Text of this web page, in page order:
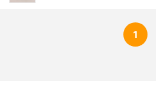
キ・ナシ・
ンブ・ワカ
ク・アオサ
1